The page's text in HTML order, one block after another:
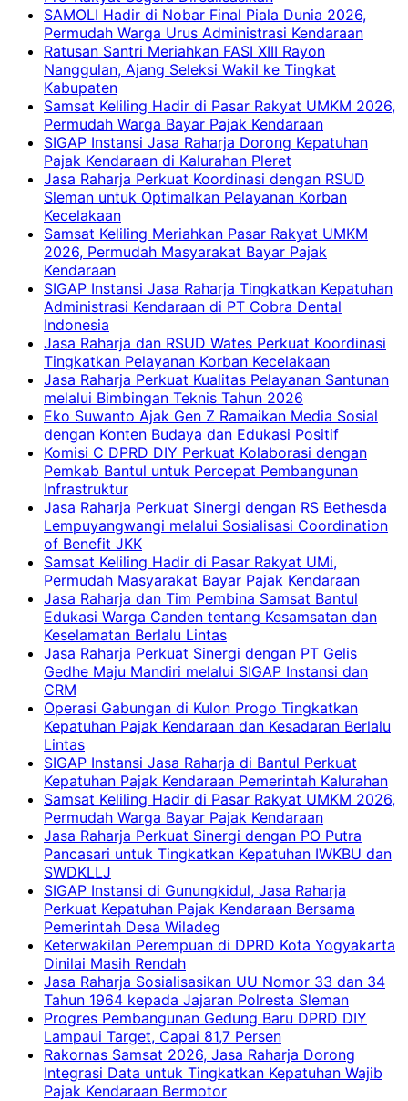
SAMOLI Hadir di Nobar Final Piala Dunia 2026,
Permudah Warga Urus Administrasi Kendaraan
Ratusan Santri Meriahkan FASI XIII Rayon
Nanggulan, Ajang Seleksi Wakil ke Tingkat
Kabupaten
Samsat Keliling Hadir di Pasar Rakyat UMKM 2026,
Permudah Warga Bayar Pajak Kendaraan
SIGAP Instansi Jasa Raharja Dorong Kepatuhan
Pajak Kendaraan di Kalurahan Pleret
Jasa Raharja Perkuat Koordinasi dengan RSUD
Sleman untuk Optimalkan Pelayanan Korban
Kecelakaan
Samsat Keliling Meriahkan Pasar Rakyat UMKM
2026, Permudah Masyarakat Bayar Pajak
Kendaraan
SIGAP Instansi Jasa Raharja Tingkatkan Kepatuhan
Administrasi Kendaraan di PT Cobra Dental
Indonesia
Jasa Raharja dan RSUD Wates Perkuat Koordinasi
Tingkatkan Pelayanan Korban Kecelakaan
Jasa Raharja Perkuat Kualitas Pelayanan Santunan
melalui Bimbingan Teknis Tahun 2026
Eko Suwanto Ajak Gen Z Ramaikan Media Sosial
dengan Konten Budaya dan Edukasi Positif
Komisi C DPRD DIY Perkuat Kolaborasi dengan
Pemkab Bantul untuk Percepat Pembangunan
Infrastruktur
Jasa Raharja Perkuat Sinergi dengan RS Bethesda
Lempuyangwangi melalui Sosialisasi Coordination
of Benefit JKK
Samsat Keliling Hadir di Pasar Rakyat UMi,
Permudah Masyarakat Bayar Pajak Kendaraan
Jasa Raharja dan Tim Pembina Samsat Bantul
Edukasi Warga Canden tentang Kesamsatan dan
Keselamatan Berlalu Lintas
Jasa Raharja Perkuat Sinergi dengan PT Gelis
Gedhe Maju Mandiri melalui SIGAP Instansi dan
CRM
Operasi Gabungan di Kulon Progo Tingkatkan
Kepatuhan Pajak Kendaraan dan Kesadaran Berlalu
Lintas
SIGAP Instansi Jasa Raharja di Bantul Perkuat
Kepatuhan Pajak Kendaraan Pemerintah Kalurahan
Samsat Keliling Hadir di Pasar Rakyat UMKM 2026,
Permudah Warga Bayar Pajak Kendaraan
Jasa Raharja Perkuat Sinergi dengan PO Putra
Pancasari untuk Tingkatkan Kepatuhan IWKBU dan
SWDKLLJ
SIGAP Instansi di Gunungkidul, Jasa Raharja
Perkuat Kepatuhan Pajak Kendaraan Bersama
Pemerintah Desa Wiladeg
Keterwakilan Perempuan di DPRD Kota Yogyakarta
Dinilai Masih Rendah
Jasa Raharja Sosialisasikan UU Nomor 33 dan 34
Tahun 1964 kepada Jajaran Polresta Sleman
Progres Pembangunan Gedung Baru DPRD DIY
Lampaui Target, Capai 81,7 Persen
Rakornas Samsat 2026, Jasa Raharja Dorong
Integrasi Data untuk Tingkatkan Kepatuhan Wajib
Pajak Kendaraan Bermotor